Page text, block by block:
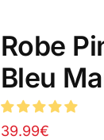
Robe
Bleu
39.99€